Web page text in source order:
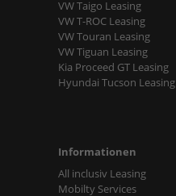
VW Taigo Leasing
VW T-ROC Leasing
VW Touran Leasing
VW Tiguan Leasing
Kia Proceed GT Leasing
Hyundai Tucson Leasing
Informationen
All inclusiv Leasing
Mobilty Services